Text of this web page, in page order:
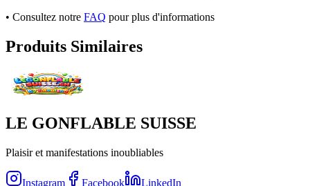
• Consultez notre FAQ pour plus d'informations
Produits Similaires
LE GONFLABLE SUISSE
Plaisir et manifestations inoubliables
Instagram Facebook LinkedIn